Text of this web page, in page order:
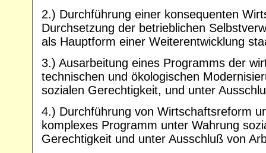
2.) Durchführung einer konsequenten
Durchsetzung der betrieblichen
als Hauptform einer Weiterentwicklung
3.) Ausarbeitung eines Programms der
technischen und ökologischen
sozialen Gerechtigkeit, und unter
4.) Durchführung von Wirtschaftsreform
komplexes Programm unter Wahrung
Gerechtigkeit und unter Ausschluß von